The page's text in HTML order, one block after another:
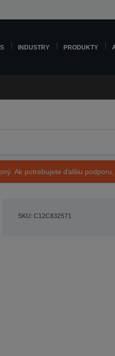
INDUSTRY PRODUKTY
Ak potrebujete ďalšiu
SKU: C12C832571